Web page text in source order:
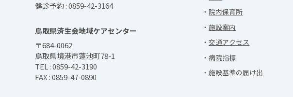
健診予約 : 0859-42-3164
鳥取県済生会地域ケアセンター
〒684-0062
鳥取県境港市蓮池町78-1
TEL : 0859-42-3190
FAX : 0859-47-0890
院内保育所
施設案内
交通アクセス
病院指標
施設基準の届け出